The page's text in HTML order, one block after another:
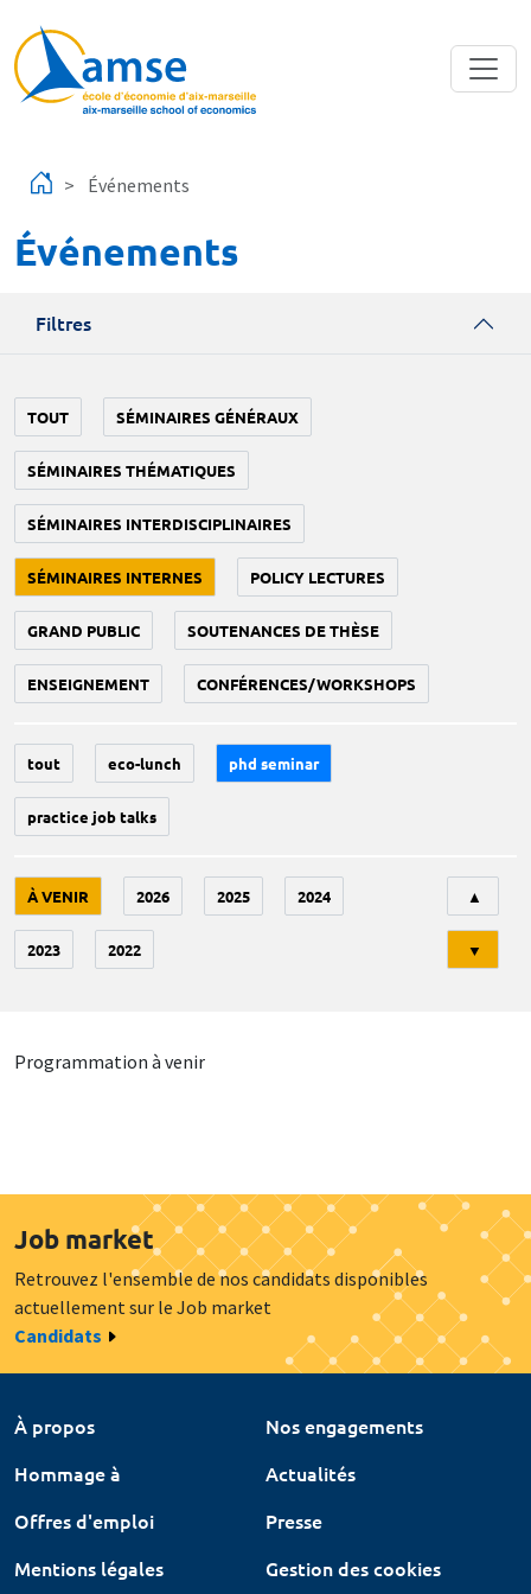
Événements
Événements
Filtres
TOUT SÉMINAIRES GÉNÉRAUX
SÉMINAIRES THÉMATIQUES
SÉMINAIRES INTERDISCIPLINAIRES
SÉMINAIRES INTERNES POLICY LECTURES
GRAND PUBLIC SOUTENANCES DE THÈSE
ENSEIGNEMENT CONFÉRENCES/WORKSHOPS
tout eco-lunch phd seminar
practice job talks
À VENIR 2026 2025 2024
2023 2022
▲
▼
Programmation à venir
Job market
Retrouvez l'ensemble de nos candidats disponibles
actuellement sur le Job market
Candidats
À propos
Nos engagements
Hommage à
Actualités
Offres d'emploi
Presse
Mentions légales
Gestion des cookies